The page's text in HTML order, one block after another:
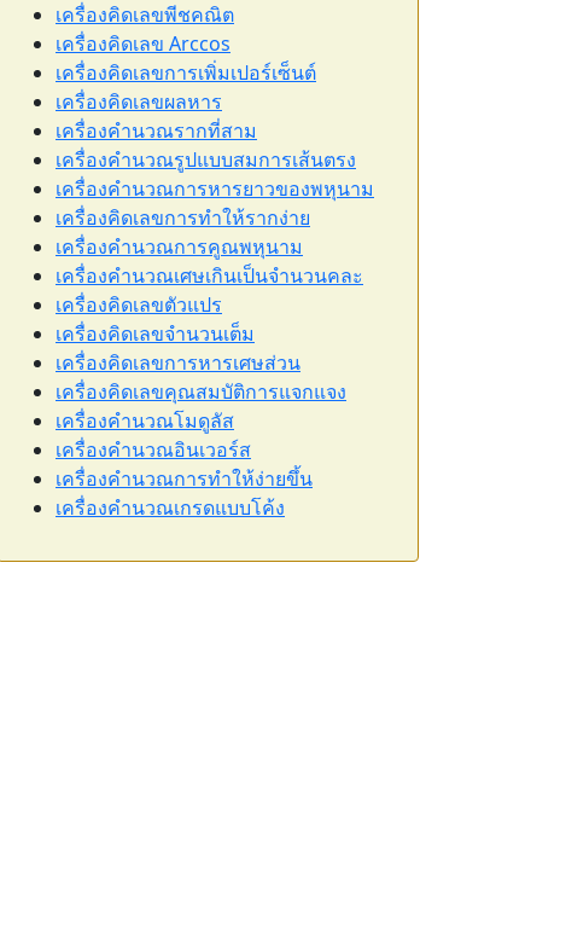
เครื่องคิดเลขพีชคณิต
เครื่องคิดเลข Arccos
เครื่องคิดเลขการเพิ่มเปอร์เซ็นต์
เครื่องคิดเลขผลหาร
เครื่องคำนวณรากที่สาม
เครื่องคำนวณรูปแบบสมการเส้นตรง
เครื่องคำนวณการหารยาวของพหุนาม
เครื่องคิดเลขการทำให้รากง่าย
เครื่องคำนวณการคูณพหุนาม
เครื่องคำนวณเศษเกินเป็นจำนวนคละ
เครื่องคิดเลขตัวแปร
เครื่องคิดเลขจำนวนเต็ม
เครื่องคิดเลขการหารเศษส่วน
เครื่องคิดเลขคุณสมบัติการแจกแจง
เครื่องคำนวณโมดูลัส
เครื่องคำนวณอินเวอร์ส
เครื่องคำนวณการทำให้ง่ายขึ้น
เครื่องคำนวณเกรดแบบโค้ง